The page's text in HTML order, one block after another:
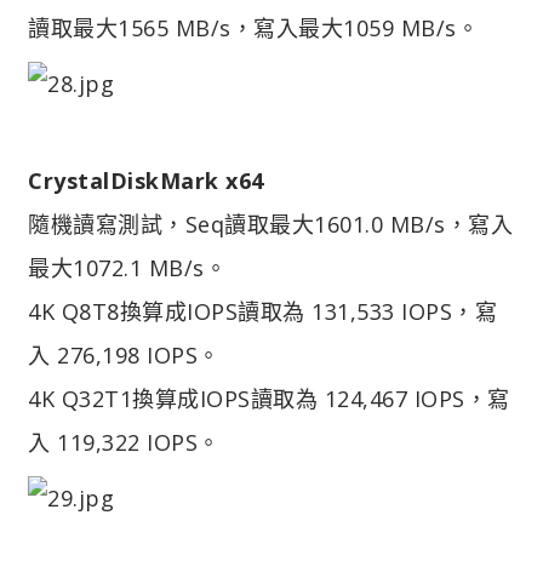
讀取最大1565 MB/s，寫入最大1059 MB/s。
CrystalDiskMark x64
隨機讀寫測試，Seq讀取最大1601.0 MB/s，寫入
最大1072.1 MB/s。
4K Q8T8換算成IOPS讀取為 131,533 IOPS，寫
入 276,198 IOPS。
4K Q32T1換算成IOPS讀取為 124,467 IOPS，寫
入 119,322 IOPS。